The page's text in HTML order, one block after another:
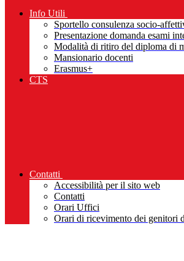
Info Utili
Sportello consulenza socio-
Presentazione domanda esami
Modalità di ritiro del diploma di
Mansionario docenti
Erasmus+
CTS
Contatti
Accessibilità per il sito web
Contatti
Orari Uffici
Orari di ricevimento dei genitori